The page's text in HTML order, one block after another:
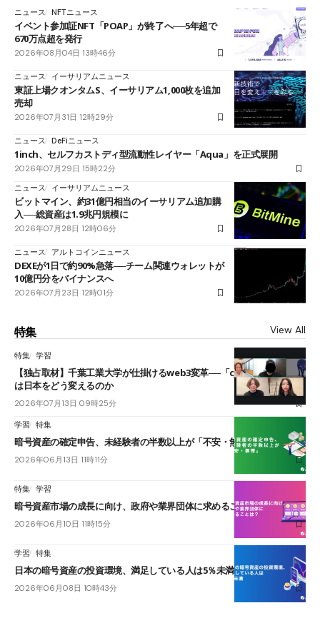
ニュース NFTニュース
イベント参加証NFT「POAP」が終了へ──5年超で
670万点超を発行
2026年08月04日 13時46分
ニュース イーサリアムニュース
東証上場クオンタムS、イーサリアム1,000枚を追加
売却
2026年07月31日 12時29分
ニュース DeFiニュース
1inch、セルフカストディ型流動性レイヤー「Aqua」を正式展開
2026年07月29日 15時22分
ニュース
イーサリアムニュース
ビットマイン、約31億円相当のイーサリアム追加購
入──総資産は1.9兆円規模に
2026年07月28日 12時06分
ニュース アルトコインニュース
DEXEが1日で約90%急落──チーム関連ウォレットが
10億円分をバイナンスへ
2026年07月23日 12時01分
特集 View All
特集 学習
【独占取材】千葉工業大学が仕掛けるweb3変革──「cJPY」とAIの融合
は日本をどう変えるのか
2026年07月13日 09時25分
学習 特集
暗号資産の確定申告、未経験者の半数以上が「不安・無理」
2026年06月13日 11時11分
特集 学習
暗号資産市場の成長に向け、政府や業界団体に求めることは？
2026年06月10日 11時15分
学習 特集
日本の暗号資産の投資環境、満足している人は5％未満
2026年06月08日 10時43分